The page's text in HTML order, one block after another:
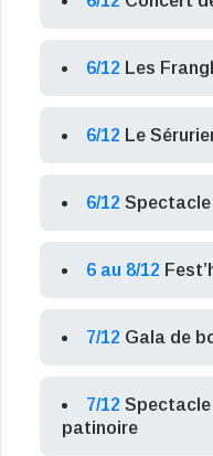
6/12 Les
6/12 Le
6/12
6 au 8/12
7/12 Gala de
7/12 Spectacle
patinoire